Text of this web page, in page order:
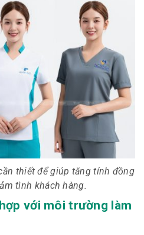
thiết để giúp tăng tính đồng
tình khách hàng.
với môi trường làm